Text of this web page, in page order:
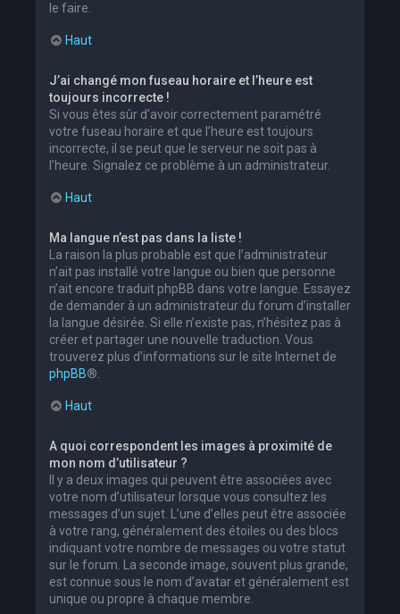
le faire.
Haut
J’ai changé mon fuseau horaire et l’heure est
toujours incorrecte !
Si vous êtes sûr d’avoir correctement paramétré
votre fuseau horaire et que l’heure est toujours
incorrecte, il se peut que le serveur ne soit pas à
l’heure. Signalez ce problème à un administrateur.
Haut
Ma langue n’est pas dans la liste !
La raison la plus probable est que l’administrateur
n’ait pas installé votre langue ou bien que personne
n’ait encore traduit phpBB dans votre langue. Essayez
de demander à un administrateur du forum d’installer
la langue désirée. Si elle n’existe pas, n’hésitez pas à
créer et partager une nouvelle traduction. Vous
trouverez plus d’informations sur le site Internet de
phpBB®.
Haut
A quoi correspondent les images à proximité de
mon nom d’utilisateur ?
Il y a deux images qui peuvent être associées avec
votre nom d’utilisateur lorsque vous consultez les
messages d’un sujet. L’une d’elles peut être associée
à votre rang, généralement des étoiles ou des blocs
indiquant votre nombre de messages ou votre statut
sur le forum. La seconde image, souvent plus grande,
est connue sous le nom d’avatar et généralement est
unique ou propre à chaque membre.